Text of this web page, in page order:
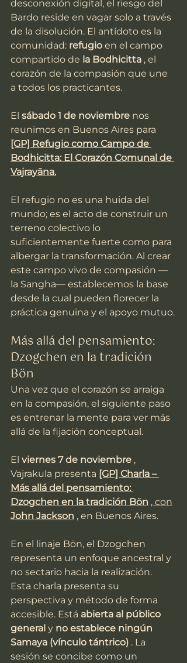
desconexión digital, el riesgo del
Bardo reside en vagar solo a través
de la disolución. El antídoto es la
comunidad: refugio en el campo
compartido de la Bodhicitta , el
corazón de la compasión que une
a todos los practicantes.
El sábado 1 de noviembre nos
reunimos en Buenos Aires para
[GP] Refugio como Campo de
Bodhicitta: El Corazón Comunal de
Vajrayāna.
El refugio no es una huida del
mundo; es el acto de construir un
terreno colectivo lo
suficientemente fuerte como para
albergar la transformación. Al crear
este campo vivo de compasión —
la Sangha— establecemos la base
desde la cual pueden florecer la
práctica genuina y el apoyo mutuo.
Más allá del pensamiento:
Dzogchen en la tradición
Bön
Una vez que el corazón se arraiga
en la compasión, el siguiente paso
es entrenar la mente para ver más
allá de la fijación conceptual.
El viernes 7 de noviembre ,
Vajrakula presenta [GP] Charla –
Más allá del pensamiento:
Dzogchen en la tradición Bön , con
John Jackson , en Buenos Aires.
En el linaje Bön, el Dzogchen
representa un enfoque ancestral y
no sectario hacia la realización.
Esta charla presenta su
perspectiva y método de forma
accesible. Está abierta al público
general y no establece ningún
Samaya (vínculo tántrico) . La
sesión se concibe como un